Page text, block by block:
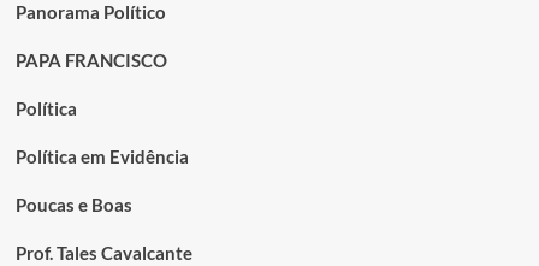
Panorama Político
PAPA FRANCISCO
Política
Política em Evidência
Poucas e Boas
Prof. Tales Cavalcante